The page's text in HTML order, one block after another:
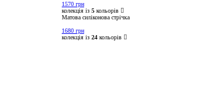
1570 грн
колекція із 5 кольорів
Матова силіконова стрічка
1680 грн
колекція із 24 кольорів